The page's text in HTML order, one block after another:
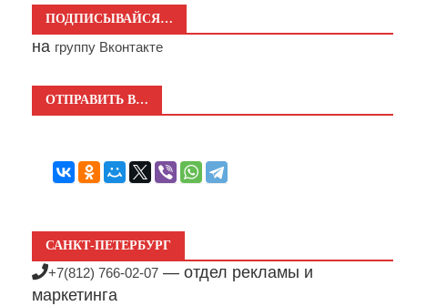
ПОДПИСЫВАЙСЯ…
на группу Вконтакте
ОТПРАВИТЬ В…
САНКТ-ПЕТЕРБУРГ
+7(812) 766-02-07 — отдел рекламы и
маркетинга